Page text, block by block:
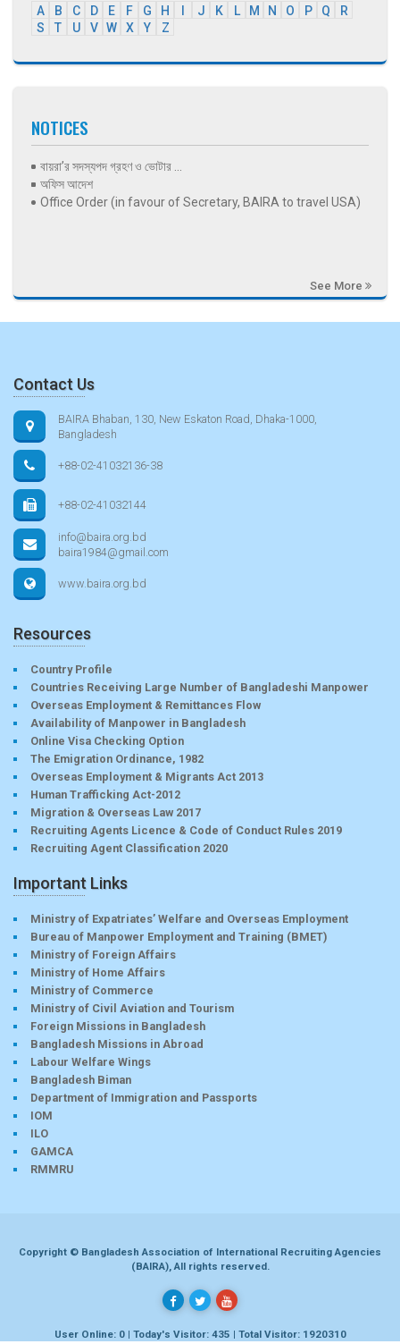
A B C D E F G H J K L M N O P Q
R
S
T U V W X Y Z
NOTICES
বায়রা’র সদস্যপদ গ্রহণ ও ভোটার ...
অফিস আদেশ
Office Order (in favour of Secretary, BAIRA to travel USA)
See More
Contact Us
BAIRA Bhaban, 130, New Eskaton Road, Dhaka-1000,
Bangladesh
+88-02-41032136-38
+88-02-41032144
info@baira.org.bd
baira1984@gmail.com
www.baira.org.bd
Resources
Country Profile
Countries Receiving Large Number of Bangladeshi Manpower
Overseas Employment & Remittances Flow
Availability of Manpower in Bangladesh
Online Visa Checking Option
The Emigration Ordinance, 1982
Overseas Employment & Migrants Act 2013
Human Trafficking Act-2012
Migration & Overseas Law 2017
Recruiting Agents Licence & Code of Conduct Rules 2019
Recruiting Agent Classification 2020
Important Links
Ministry of Expatriates’ Welfare and Overseas Employment
Bureau of Manpower Employment and Training (BMET)
Ministry of Foreign Affairs
Ministry of Home Affairs
Ministry of Commerce
Ministry of Civil Aviation and Tourism
Foreign Missions in Bangladesh
Bangladesh Missions in Abroad
Labour Welfare Wings
Bangladesh Biman
Department of Immigration and Passports
IOM
ILO
GAMCA
RMMRU
Copyright © Bangladesh Association of International Recruiting Agencies
(BAIRA), All rights reserved.
User Online: 0 | Today's Visitor: 435 | Total Visitor: 1920310